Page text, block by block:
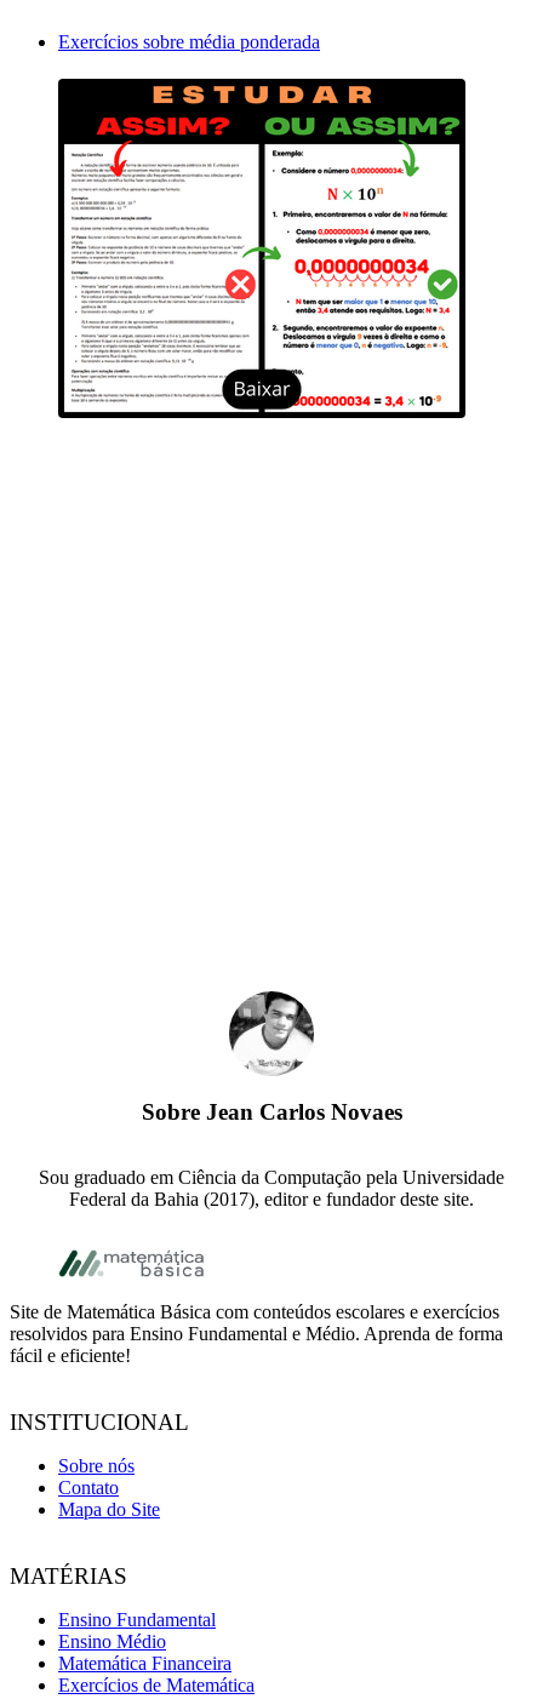
Exercícios sobre média ponderada
Sobre Jean Carlos Novaes
Sou graduado em Ciência da Computação pela Universidade
Federal da Bahia (2017), editor e fundador deste site.
Footer
Site de Matemática Básica com conteúdos escolares e exercícios
resolvidos para Ensino Fundamental e Médio. Aprenda de forma
fácil e eficiente!
INSTITUCIONAL
Sobre nós
Contato
Mapa do Site
MATÉRIAS
Ensino Fundamental
Ensino Médio
Matemática Financeira
Exercícios de Matemática